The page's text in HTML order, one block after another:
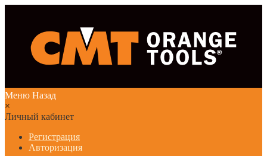
Меню Назад
×
Личный кабинет
Регистрация
Авторизация